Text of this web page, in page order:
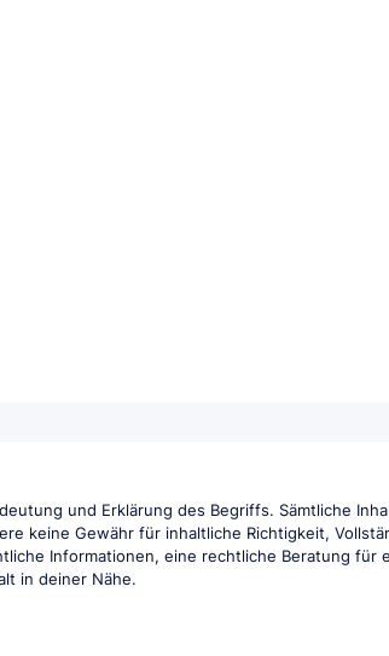
und Erklärung des Begriffs. Sämtliche
keine Gewähr für inhaltliche Richtigkeit,
Informationen, eine rechtliche Beratung für
in deiner Nähe.